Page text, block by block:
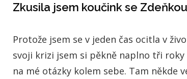
Zkusila jsem koučink se Zdeňkou
Protože jsem se v jeden čas ocitla v
svoji krizi jsem si pěkně naplno tři
na mé otázky kolem sebe. Tam někde